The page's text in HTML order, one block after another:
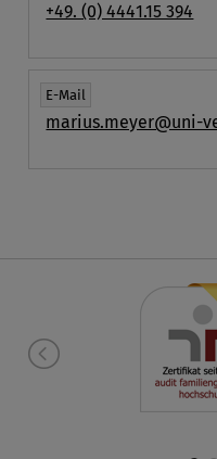
+49. (0) 4441.15 394
E-Mail
marius.meyer@uni-